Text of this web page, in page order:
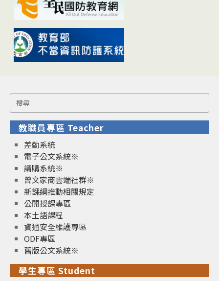
Search
for:
教職員專區 Teacher
差勤系統
電子公文系統※
請購系統※
曾文家商雲端社群※
新課綱推動相關規定
公開授課專區
本土語課程
資通安全維護專區
ODF專區
舊版公文系統※
學生專區 Student